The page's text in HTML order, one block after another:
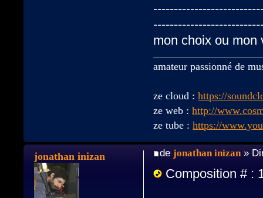
mon choix ou mon
amateur passionné de
ze cloud :https://
ze web :http://
ze tube :https://
dejonathan inizan»
Composition # :
jonathan inizan